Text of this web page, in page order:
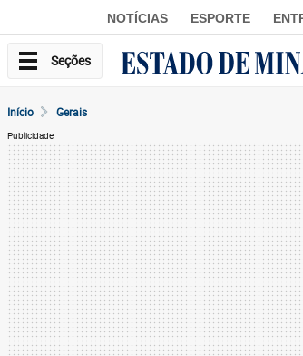
NOTÍCIAS ESPORTE
Seções
Início Gerais
Publicidade